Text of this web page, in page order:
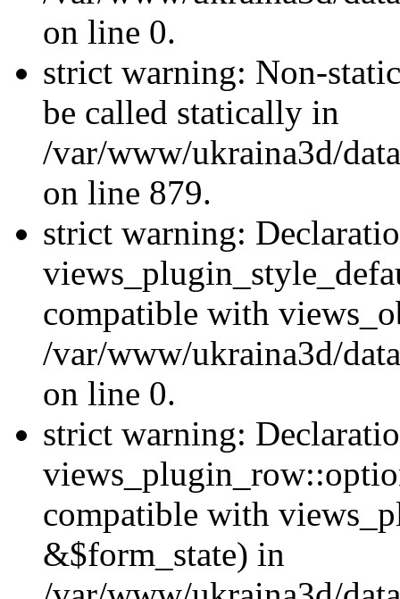
on line 0.
strict warning: Non-
be called statically in
/var/www/ukraina3d/
on line 879.
strict warning:
compatible with
/var/www/ukraina3d/
on line 0.
strict warning:
compatible with
&$form_state) in